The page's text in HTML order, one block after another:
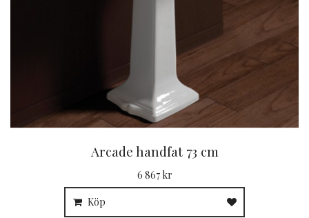
Arcade handfat 73 cm
6 867 kr
Köp